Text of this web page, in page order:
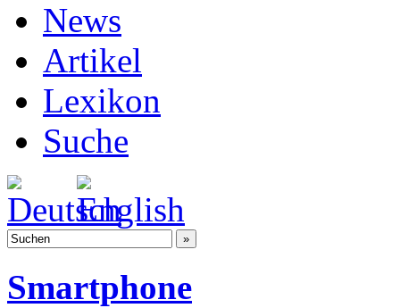
News
Artikel
Lexikon
Suche
Smartphone